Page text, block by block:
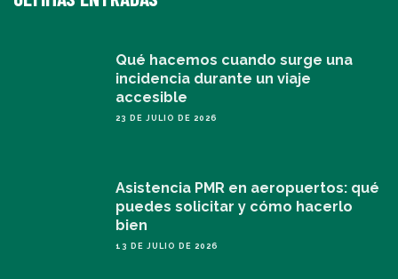
Qué hacemos cuando surge una
incidencia durante un viaje
accesible
23 DE JULIO DE 2026
Asistencia PMR en aeropuertos: qué
puedes solicitar y cómo hacerlo
bien
13 DE JULIO DE 2026